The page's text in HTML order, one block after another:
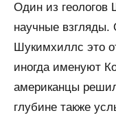
Один из геологов
научные взгляды.
Шукимхиллс это
иногда именуют
американцы
глубине также